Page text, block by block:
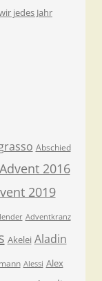
jedes Jahr
Abschied
Advent 2016
2019
Adventkranz
Akelei Aladin
Alessi Alex